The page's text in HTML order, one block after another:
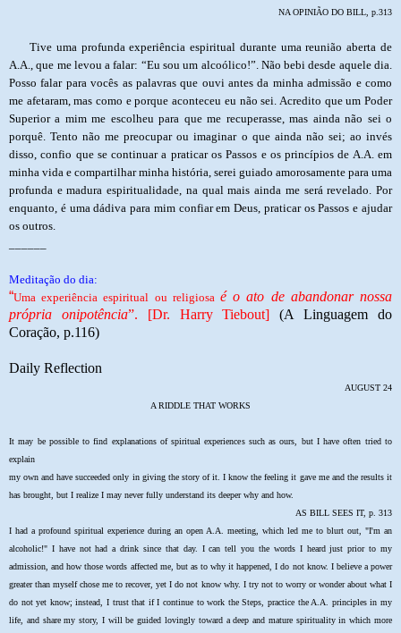
NA OPINIÃO DO BILL, p.313
Tive uma profunda experiência espiritual durante uma reunião aberta de
A.A., que me levou a falar: “Eu sou um alcoólico!”. Não bebi desde aquele dia.
Posso falar para vocês as palavras que ouvi antes da minha admissão e como
me afetaram, mas como e porque aconteceu eu não sei. Acredito que um Poder
Superior a mim me escolheu para que me recuperasse, mas ainda não sei o
porquê. Tento não me preocupar ou imaginar o que ainda não sei; ao invés
disso, confio que se continuar a praticar os Passos e os princípios de A.A. em
minha vida e compartilhar minha história, serei guiado amorosamente para uma
profunda e madura espiritualidade, na qual mais ainda me será revelado. Por
enquanto, é uma dádiva para mim confiar em Deus, praticar os Passos e ajudar
os outros.
Meditação do dia:
“Uma experiência espiritual ou religiosa é o ato de abandonar nossa
própria onipotência”. [Dr. Harry Tiebout](A Linguagem do
Coração, p.116)
Daily Reflection
AUGUST 24
A RIDDLE THAT WORKS
It may be possible to find explanations of spiritual experiences such as ours, but I have often tried to
explain
my own and have succeeded only in giving the story of it. I know the feeling it gave me and the results it
has brought, but I realize I may never fully understand its deeper why and how.
AS BILL SEES IT, p. 313
I had a profound spiritual experience during an open A.A. meeting, which led me to blurt out, "I'm an
alcoholic!" I have not had a drink since that day. I can tell you the words I heard just prior to my
admission, and how those words affected me, but as to why it happened, I do not know. I believe a power
greater than myself chose me to recover, yet I do not know why. I try not to worry or wonder about what I
do not yet know; instead, I trust that if I continue to work the Steps, practice the A.A. principles in my
life, and share my story, I will be guided lovingly toward a deep and mature spirituality in which more